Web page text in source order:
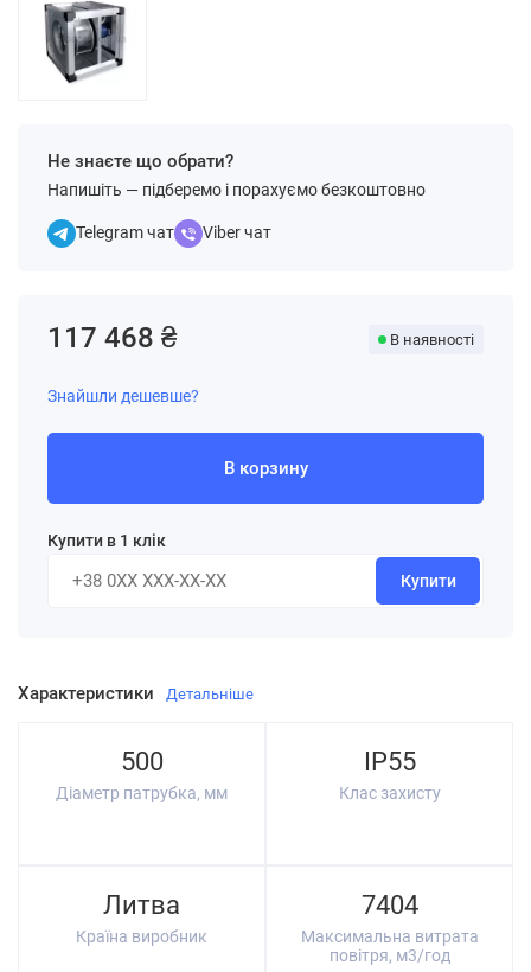
Не знаєте що обрати?
Напишіть — підберемо і порахуємо безкоштовно
Telegram чат Viber чат
Характеристики Детальніше
500
Діаметр патрубка, мм
IP55
Клас захисту
Литва
Країна виробник
7404
Максимальна витрата
повітря, м3/год
117 468 ₴ В наявності
Знайшли дешевше?
В корзину
Купити в 1 клік
Купити